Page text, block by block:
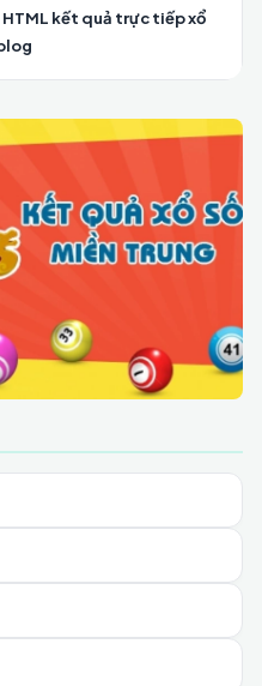
HTML kết quả trực tiếp xổ